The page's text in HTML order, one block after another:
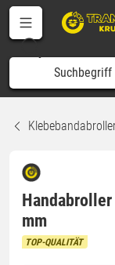
mm
TOP-QUALITÄT